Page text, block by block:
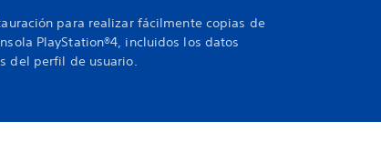
para realizar fácilmente copias de
PlayStation®4, incluidos los datos
del perfil de usuario.